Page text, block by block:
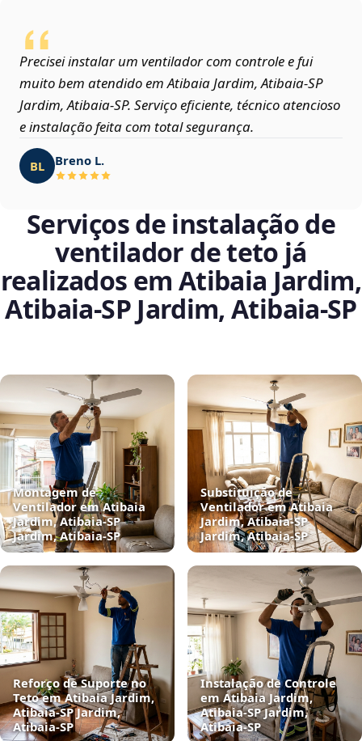
Precisei instalar um ventilador com controle e fui
muito bem atendido em Atibaia Jardim, Atibaia‑SP
Jardim, Atibaia‑SP. Serviço eficiente, técnico atencioso
e instalação feita com total segurança.
BL Breno L.
Serviços de instalação de
ventilador de teto já
realizados em Atibaia Jardim,
Atibaia‑SP Jardim, Atibaia‑SP
Montagem de
Ventilador em Atibaia
Jardim, Atibaia‑SP
Jardim, Atibaia‑SP
Substituição de
Ventilador em Atibaia
Jardim, Atibaia‑SP
Jardim, Atibaia‑SP
Reforço de Suporte no
Teto em Atibaia Jardim,
Atibaia‑SP Jardim,
Atibaia‑SP
Instalação de Controle
em Atibaia Jardim,
Atibaia‑SP Jardim,
Atibaia‑SP